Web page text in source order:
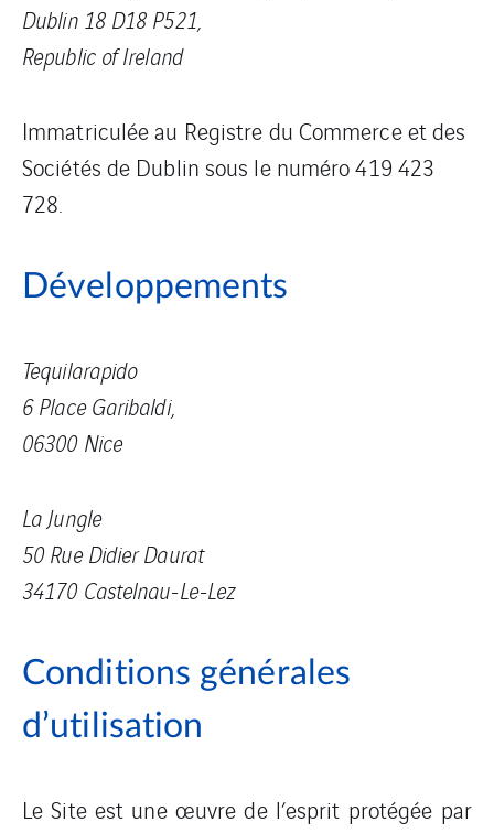
Dublin 18 D18 P521,
Republic of Ireland
Immatriculée au Registre du Commerce et des
Sociétés de Dublin sous le numéro 419 423
728.
Développements
Tequilarapido
6 Place Garibaldi,
06300 Nice
La Jungle
50 Rue Didier Daurat
34170 Castelnau-Le-Lez
Conditions générales
d’utilisation
Le Site est une œuvre de l’esprit protégée par